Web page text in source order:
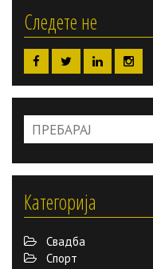
Следете не
Категорија
Свадба
Спорт